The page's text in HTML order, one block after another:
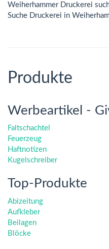
Weiherhammer Druckerei
Suche Druckerei in
Produkte
Werbeartikel -
Faltschachtel
Feuerzeug
Haftnotizen
Kugelschreiber
Top-Produkte
Abizeitung
Aufkleber
Beilagen
Blöcke